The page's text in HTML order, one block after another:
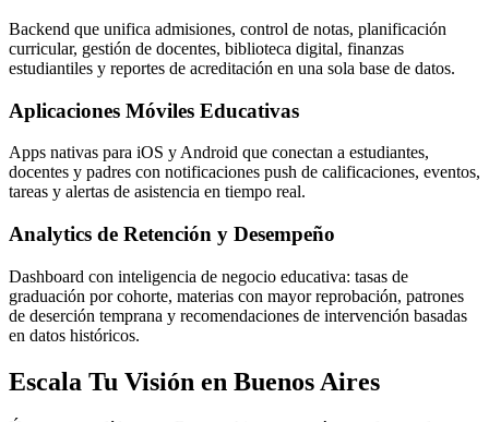
Backend que unifica admisiones, control de notas, planificación
curricular, gestión de docentes, biblioteca digital, finanzas
estudiantiles y reportes de acreditación en una sola base de datos.
Aplicaciones Móviles Educativas
Apps nativas para iOS y Android que conectan a estudiantes,
docentes y padres con notificaciones push de calificaciones, eventos,
tareas y alertas de asistencia en tiempo real.
Analytics de Retención y Desempeño
Dashboard con inteligencia de negocio educativa: tasas de
graduación por cohorte, materias con mayor reprobación, patrones
de deserción temprana y recomendaciones de intervención basadas
en datos históricos.
Escala Tu Visión en Buenos Aires